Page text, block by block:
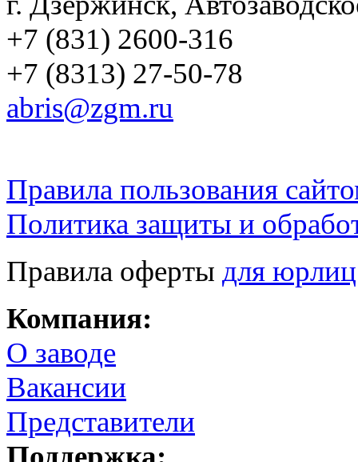
+7 (831) 2600-316
+7 (8313) 27-50-78
abris@zgm.ru
Правила пользования
Политика защиты и
Правила оферты для
Компания:
О заводе
Вакансии
Представители